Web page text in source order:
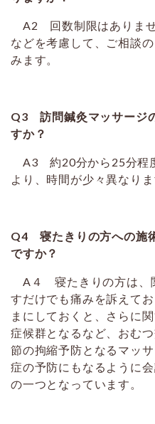
A2 回数制限はありませ
などを考慮して、ご相談
みます。
Q3 訪問鍼灸マッサージ
すか？
A3 約20分から25分程
より、時間が少々異なりま
Q4 寝たきりの方への施
ですか？
A４ 寝たきりの方は、
すだけでも痛みを訴えて
まにしておくと、さらに
症候群となるなど、おむ
節の拘縮予防となるマッ
症の予防にもなるように
の一つとなっています。